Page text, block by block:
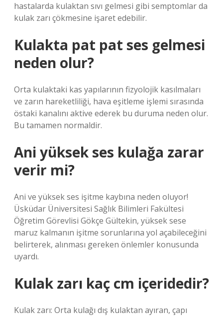
hastalarda kulaktan sıvı gelmesi gibi semptomlar da
kulak zarı çökmesine işaret edebilir.
Kulakta pat pat ses gelmesi
neden olur?
Orta kulaktaki kas yapılarının fizyolojik kasılmaları
ve zarın hareketliliği, hava eşitleme işlemi sırasında
östaki kanalını aktive ederek bu duruma neden olur.
Bu tamamen normaldir.
Ani yüksek ses kulağa zarar
verir mi?
Ani ve yüksek ses işitme kaybına neden oluyor!
Üsküdar Üniversitesi Sağlık Bilimleri Fakültesi
Öğretim Görevlisi Gökçe Gültekin, yüksek sese
maruz kalmanın işitme sorunlarına yol açabileceğini
belirterek, alınması gereken önlemler konusunda
uyardı.
Kulak zarı kaç cm içeridedir?
Kulak zarı: Orta kulağı dış kulaktan ayıran, çapı